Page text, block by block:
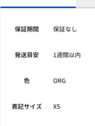
保証期間 保証なし
発送目安 1週間以内
色 ORG
表記サイズ XS